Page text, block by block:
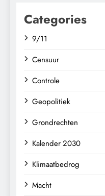
Categories
9/11
Censuur
Controle
Geopolitiek
Grondrechten
Kalender 2030
Klimaatbedrog
Macht